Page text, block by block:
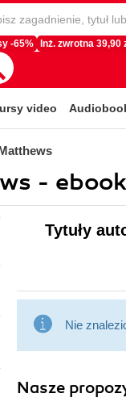
-65% Inż. zwrotna 39,90
video
-
Tytuły
Nie
Nasze